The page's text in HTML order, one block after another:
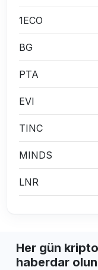
1ECO
BG
PTA
EVI
TINC
MINDS
LNR
Her gün
haberdar olun